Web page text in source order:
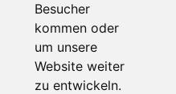
Besucher
kommen oder
um unsere
Website weiter
zu entwickeln.